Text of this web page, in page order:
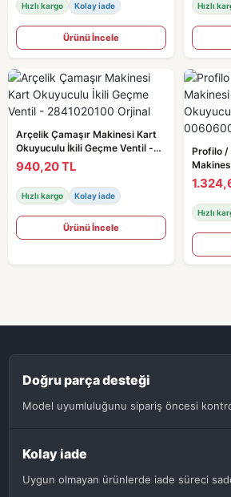
Hızlı kargo Kolay iade
Ürünü İncele
Hızlı
Arçelik Çamaşır Makinesi Kart
Okuyuculu İkili Geçme Ventil -
2841020100 Orjinal
940,20 TL
Hızlı kargo Kolay iade
Ürünü İncele
Profilo /
Hızlı
Doğru parça desteği
Model uyumluluğunu sipariş öncesi
Kolay iade
Uygun olmayan ürünlerde iade süreci